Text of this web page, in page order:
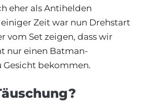
eher als Antihelden
einiger Zeit war nun Drehstart
vom Set zeigen, dass wir
nur einen Batman-
Gesicht bekommen.